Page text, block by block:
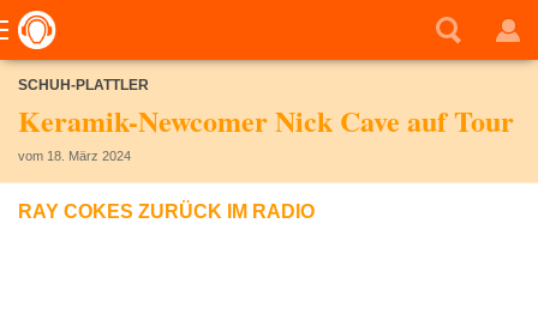
SCHUH-PLATTLER
Keramik-Newcomer Nick Cave auf Tour
vom 18. März 2024
RAY COKES ZURÜCK IM RADIO